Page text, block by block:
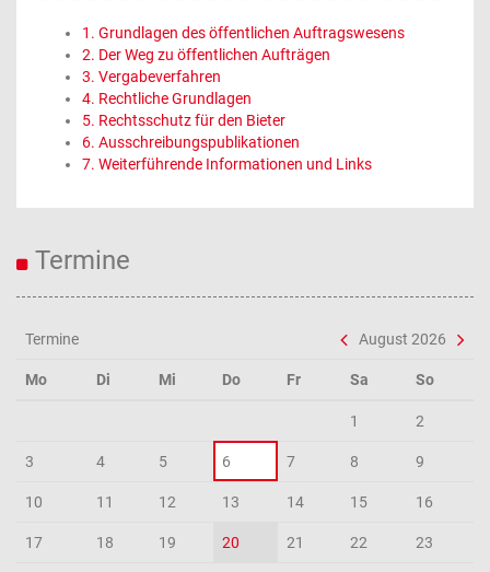
1. Grundlagen des öffentlichen Auftragswesens
2. Der Weg zu öffentlichen Aufträgen
3. Vergabeverfahren
4. Rechtliche Grundlagen
5. Rechtsschutz für den Bieter
6. Ausschreibungspublikationen
7. Weiterführende Informationen und Links
Termine
Termine August 2026
Mo Di Mi Do Fr Sa So
1 2
3 4 5 6 7 8 9
10 11 12 13 14 15 16
17 18 19 20 21 22 23